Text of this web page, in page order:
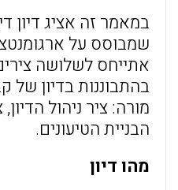
במאמר זה אציג דיון
שמבוסס על
אתייחס לשלושה
בהתבוננות בדיון של
מורה: ציר ניהול
הבניית הטיעונים.
מהו דיון